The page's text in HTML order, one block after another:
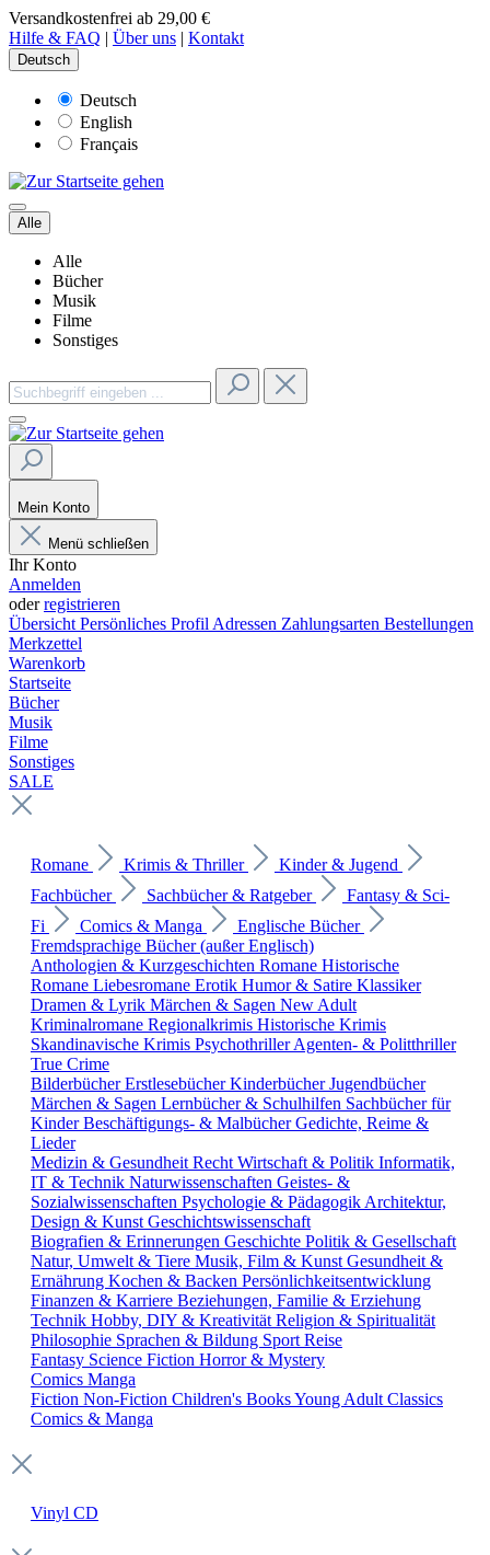
Versandkostenfrei ab 29,00 €
Hilfe & FAQ | Über uns | Kontakt
Deutsch
Deutsch
English
Français
Alle
Alle
Bücher
Musik
Filme
Sonstiges
Mein Konto
Menü schließen
Ihr Konto
Anmelden
oderregistrieren
Übersicht Persönliches Profil Adressen Zahlungsarten Bestellungen
Merkzettel
Warenkorb
Startseite
Bücher
Musik
Filme
Sonstiges
SALE
Romane Krimis & Thriller
Kinder & Jugend
Fachbücher
Sachbücher & Ratgeber
Fantasy & Sci-
Fi
Comics & Manga
Englische Bücher
Fremdsprachige Bücher (außer Englisch)
Anthologien & Kurzgeschichten Romane Historische
Romane Liebesromane Erotik Humor & Satire Klassiker
Dramen & Lyrik Märchen & Sagen New Adult
Kriminalromane Regionalkrimis Historische Krimis
Skandinavische Krimis PsychothrillerAgenten- & Politthriller
True Crime
BilderbücherErstlesebücherKinderbücherJugendbücher
Märchen & Sagen Lernbücher & Schulhilfen Sachbücher für
KinderBeschäftigungs- & MalbücherGedichte, Reime &
Lieder
Medizin & Gesundheit Recht Wirtschaft & Politik Informatik,
IT & Technik Naturwissenschaften Geistes- &
Sozialwissenschaften Psychologie & Pädagogik Architektur,
Design & Kunst Geschichtswissenschaft
Biografien & Erinnerungen Geschichte Politik & Gesellschaft
Natur, Umwelt & Tiere Musik, Film & Kunst Gesundheit &
Ernährung Kochen & Backen Persönlichkeitsentwicklung
Finanzen & Karriere Beziehungen, Familie & Erziehung
Technik Hobby, DIY & Kreativität Religion & Spiritualität
Philosophie Sprachen & Bildung Sport Reise
Fantasy Science Fiction Horror & Mystery
Comics Manga
Fiction Non-Fiction Children's BooksYoung Adult Classics
Comics & Manga
Vinyl CD